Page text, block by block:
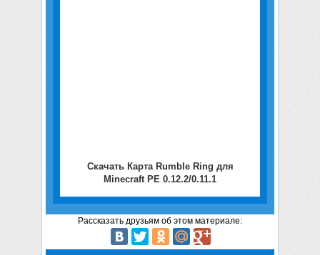
Скачать Карта Rumble Ring для
Minecraft PE 0.12.2/0.11.1
Рассказать друзьям об этом материале: